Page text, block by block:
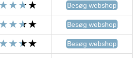
Besøg webshop
Besøg webshop
Besøg webshop